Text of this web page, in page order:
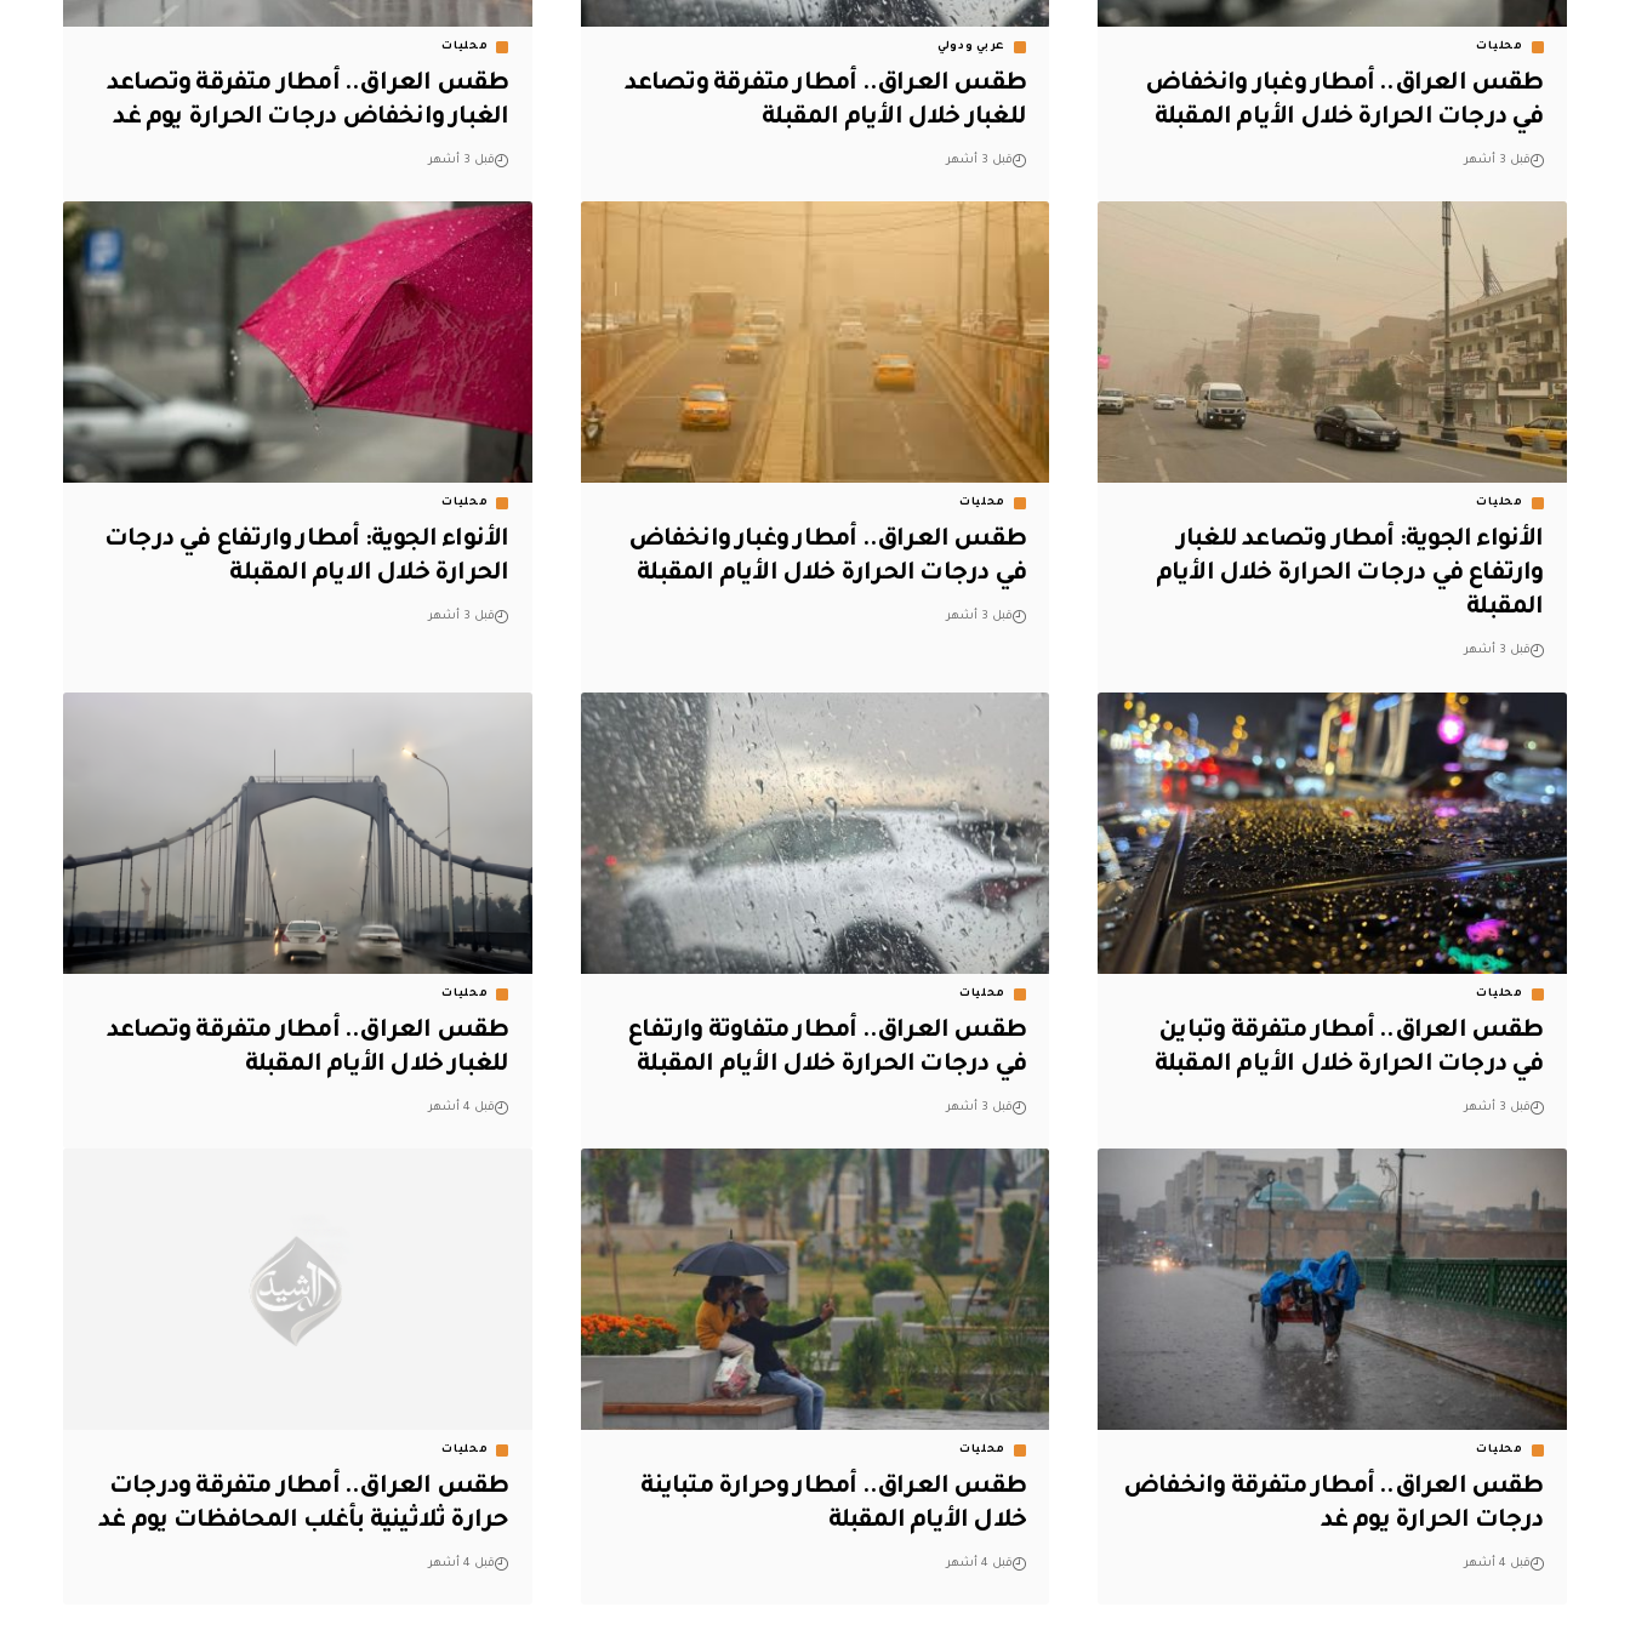
محليات
طقس العراق.. أمطار وغبار وانخفاض
في درجات الحرارة خلال الأيام المقبلة
قبل 3 أشهر
عربي ودولي
طقس العراق.. أمطار متفرقة وتصاعد
للغبار خلال الأيام المقبلة
قبل 3 أشهر
محليات
طقس العراق.. أمطار متفرقة وتصاعد
الغبار وانخفاض درجات الحرارة يوم غد
قبل 3 أشهر
محليات
الأنواء الجوية: أمطار وتصاعد للغبار
وارتفاع في درجات الحرارة خلال الأيام
المقبلة
قبل 3 أشهر
محليات
طقس العراق.. أمطار وغبار وانخفاض
في درجات الحرارة خلال الأيام المقبلة
قبل 3 أشهر
محليات
الأنواء الجوية: أمطار وارتفاع في درجات
الحرارة خلال الايام المقبلة
قبل 3 أشهر
محليات
طقس العراق.. أمطار متفرقة وتباين
في درجات الحرارة خلال الأيام المقبلة
قبل 3 أشهر
محليات
طقس العراق.. أمطار متفاوتة وارتفاع
في درجات الحرارة خلال الأيام المقبلة
قبل 3 أشهر
محليات
طقس العراق.. أمطار متفرقة وتصاعد
للغبار خلال الأيام المقبلة
قبل 4 أشهر
محليات
طقس العراق.. أمطار متفرقة وانخفاض
درجات الحرارة يوم غد
قبل 4 أشهر
محليات
طقس العراق.. أمطار وحرارة متباينة
خلال الأيام المقبلة
قبل 4 أشهر
محليات
طقس العراق.. أمطار متفرقة ودرجات
حرارة ثلاثينية بأغلب المحافظات يوم غد
قبل 4 أشهر